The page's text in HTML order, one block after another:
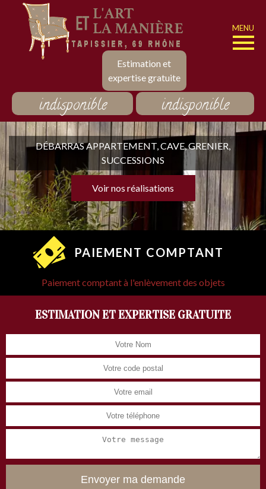
Estimation et
expertise gratuite
MENU
indisponible indisponible
DÉBARRAS APPARTEMENT, CAVE, GRENIER,
SUCCESSIONS
Voir nos réalisations
PAIEMENT COMPTANT
Paiement comptant à l'enlèvement des objets
ESTIMATION ET EXPERTISE GRATUITE